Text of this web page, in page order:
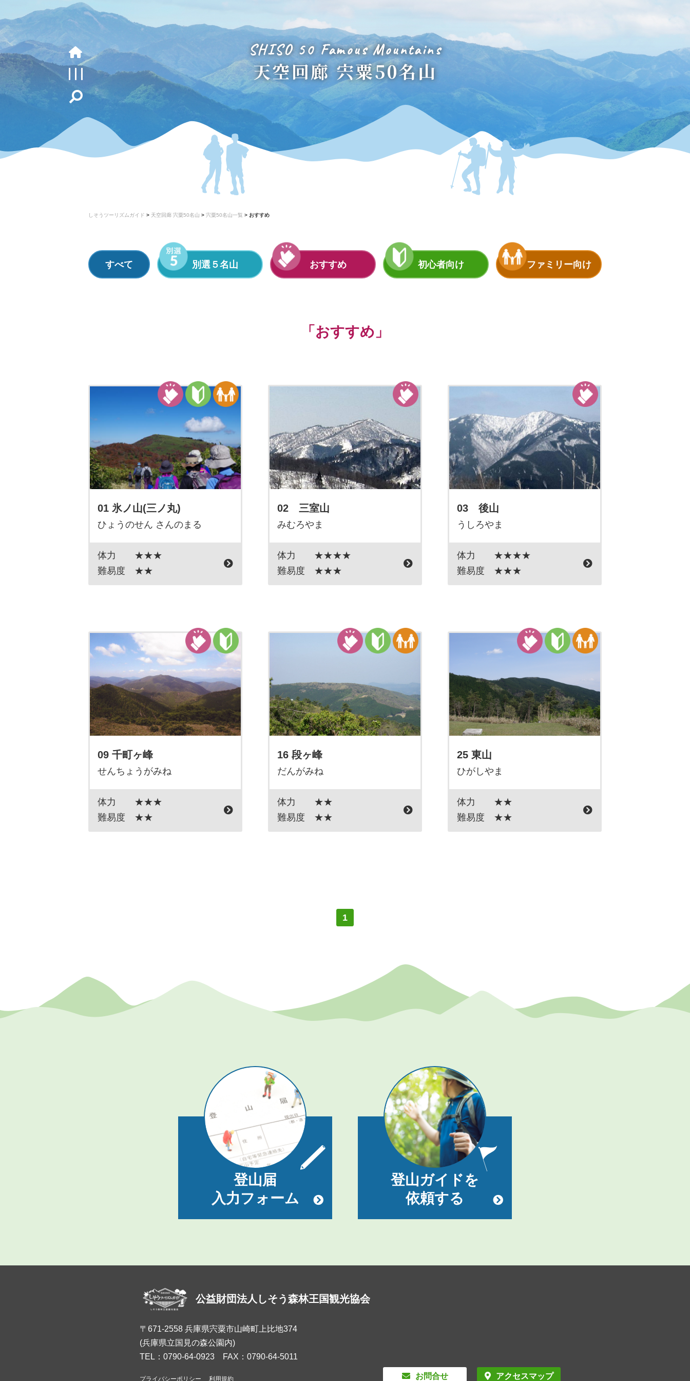
SHISO 50 Famous Mountains
天空回廊 宍粟50名山
しそうツーリズムガイド > 天空回廊 宍粟50名山 > 宍粟50名山一覧 > おすすめ
すべて 別選５名山 おすすめ 初心者向け ファミリー向け
「おすすめ」
01 氷ノ山(三ノ丸)
ひょうのせん さんのまる
体力
★★★
難易度
★★
02 三室山
みむろやま
体力
★★★★
難易度
★★★
03 後山
うしろやま
体力
★★★★
難易度
★★★
09 千町ヶ峰
せんちょうがみね
体力
★★★
難易度
★★
16 段ヶ峰
だんがみね
体力
★★
難易度
★★
25 東山
ひがしやま
体力
★★
難易度
★★
1
登山届
入力フォーム
登山ガイドを
依頼する
公益財団法人しそう森林王国観光協会
〒671-2558 兵庫県宍粟市山崎町上比地374
(兵庫県立国見の森公園内)
TEL：0790-64-0923 FAX：0790-64-5011
プライバシーポリシー 利用規約 お問合せ アクセスマップ